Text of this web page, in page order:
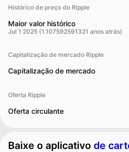
Histórico de preço do Ripple
Maior valor histórico
Jul 1 2025 (1.107592591321 anos atrás)
Capitalização de mercado Ripple
Capitalização de mercado
Oferta Ripple
Oferta circulante
Baixe o aplicativo de